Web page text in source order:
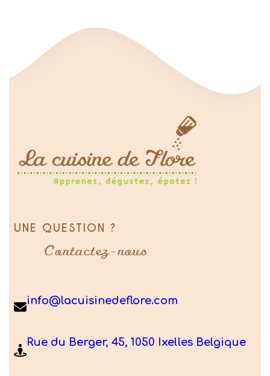
UNE QUESTION ?
Contactez-nous
info@lacuisinedeflore.com
Rue du Berger, 45, 1050 Ixelles Belgique